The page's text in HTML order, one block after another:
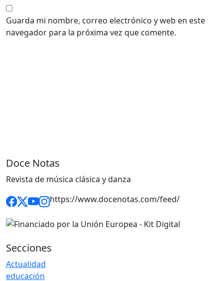
Guarda mi nombre, correo electrónico y web en este
navegador para la próxima vez que comente.
Doce Notas
Revista de música clásica y danza
https://www.docenotas.com/feed/
Secciones
Actualidad
educación